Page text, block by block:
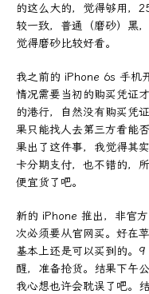
的这么大的，觉得够用，
较一致，普通（磨砂）黑
觉得磨砂比较好看。
我之前的 iPhone 6s 手机
情况需要当初的购买凭证
的港行，自然没有购买凭
果只能找人去第三方看能
果出了这件事，我觉得其
卡分期支付，也不错的，
便宜货了吧。
新的 iPhone 推出，非官
次必须要从官网买。好在
基本上还是可以买到的。
醒，准备抢货。结果下午
我心想也许会耽误了吧。